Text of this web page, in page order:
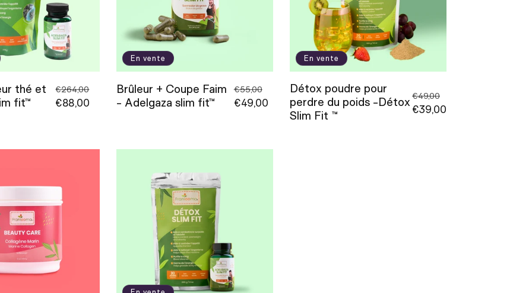
thé et
fit™
Prix
habituel
€264,00
promotionnel
€88,00
En vente
Brûleur + Coupe Faim
- Adelgaza slim fit™
Prix
habituel
€55,00
promotionnel
€49,00
En vente
Détox poudre pour
perdre du poids -Détox
Slim Fit ™
Prix
habituel
€49,00
Prix
€39,00